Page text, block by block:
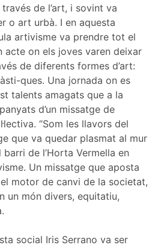
de l’art, i sovint va
o art urbà. I en aquesta
artivisme va prendre tot el
acte on els joves varen deixar
de diferents formes d’art:
ques. Una jornada on es
talents amagats que a la
d’un missatge de
“Som les llavors del
que va quedar plasmat al mur
de l’Horta Vermella en
Un missatge que aposta
motor de canvi de la societat,
un món divers, equitatiu,
social Iris Serrano va ser